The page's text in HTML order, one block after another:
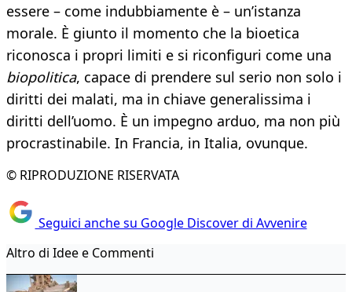
essere – come indubbiamente è – un’istanza
morale. È giunto il momento che la bioetica
riconosca i propri limiti e si riconfiguri come una
biopolitica, capace di prendere sul serio non solo i
diritti dei malati, ma in chiave generalissima i
diritti dell’uomo. È un impegno arduo, ma non più
procrastinabile. In Francia, in Italia, ovunque.
© RIPRODUZIONE RISERVATA
Seguici anche su Google Discover di Avvenire
Altro di Idee e Commenti